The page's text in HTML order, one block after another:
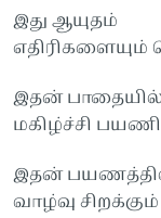
இது ஆயுதம்
எதிரிகளையும்
இதன் பாதையில்
மகிழ்ச்சி
இதன்
வாழ்வு சிறக்கும்